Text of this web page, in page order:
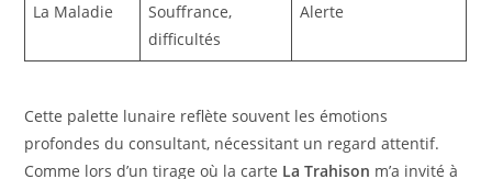
La Maladie
Souffrance,
difficultés
Alerte
Cette palette lunaire reflète souvent les émotions
profondes du consultant, nécessitant un regard attentif.
Comme lors d’un tirage où la carte La Trahison m’a invité à